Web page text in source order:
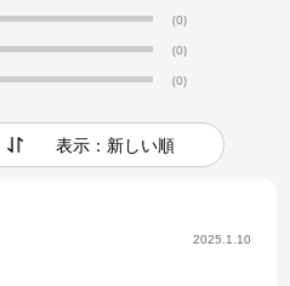
(0)
(0)
(0)
表示：新しい順
2025.1.10